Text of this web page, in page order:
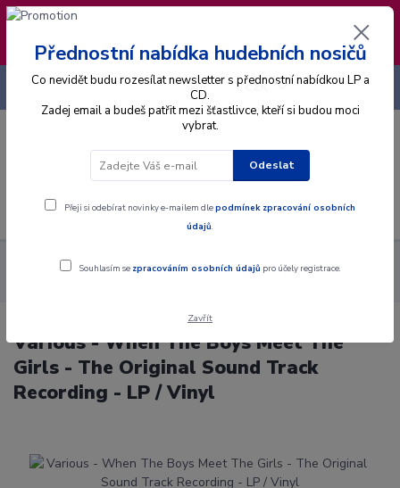
❣️ Od 4.8. do 13.8. čerpám dovolenou. Datum
expedice objednávek se posouvá na pátek
14.8.2026 🐋
Menu
CZK
+420 725 736 293
Alba Gramodesky
Various - When The Boys Meet The Girls -
Various - When The Boys Meet The
Girls - The Original Sound Track
Recording - LP / Vinyl
Přednostní nabídka hudebních nosičů
Co nevidět budu rozesílat newsletter s přednostní nabídkou LP a
CD.
Zadej email a budeš patřit mezi šťastlivce, kteří si budou moci
vybrat.
Odeslat
Přeji si odebírat novinky e-mailem dlepodmínek zpracování osobních
údajů.
Souhlasím se zpracováním osobních údajů pro účely registrace.
Zavřít